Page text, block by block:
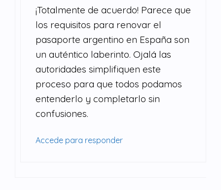
¡Totalmente de acuerdo! Parece que
los requisitos para renovar el
pasaporte argentino en España son
un auténtico laberinto. Ojalá las
autoridades simplifiquen este
proceso para que todos podamos
entenderlo y completarlo sin
confusiones.
Accede para responder